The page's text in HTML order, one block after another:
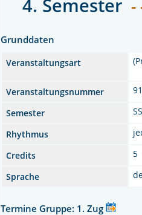
4. Semester -
Grunddaten
Veranstaltungsart
Veranstaltungsnummer
Semester
Rhythmus
Credits
5
Sprache
Termine Gruppe: 1. Zug